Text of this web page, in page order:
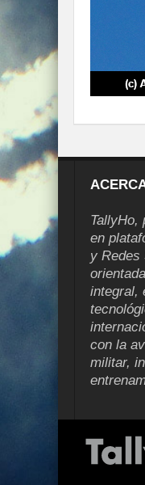
TallyHo,
en
y Redes
integral,
con la
militar,